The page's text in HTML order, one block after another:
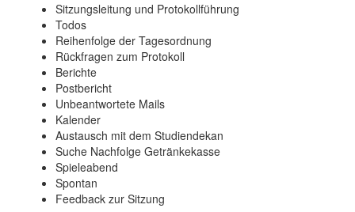
Sitzungsleitung und Protokollführung
Todos
Reihenfolge der Tagesordnung
Rückfragen zum Protokoll
Berichte
Postbericht
Unbeantwortete Mails
Kalender
Austausch mit dem Studiendekan
Suche Nachfolge Getränkekasse
Spieleabend
Spontan
Feedback zur Sitzung